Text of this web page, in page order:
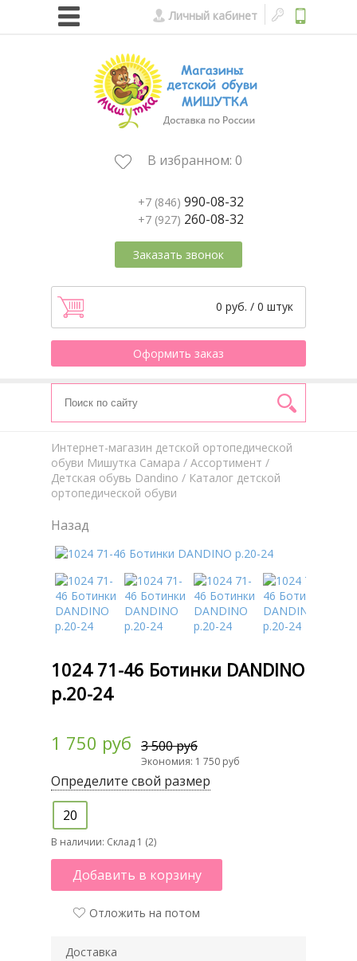
Личный кабинет
В избранном: 0
+7 (846) 990-08-32
+7 (927) 260-08-32
Заказать звонок
0 руб. / 0 штук
Оформить заказ
Интернет-магазин детской ортопедической
обуви Мишутка Самара / Aссортимент /
Детская обувь Dandino / Каталог детской
ортопедической обуви
Назад
1024 71-46 Ботинки DANDINO
р.20-24
1 750 руб 3 500 руб
Экономия: 1 750 руб
Определите свой размер
20
В наличии: Склад 1 (2)
Добавить в корзину
Отложить на потом
Доставка